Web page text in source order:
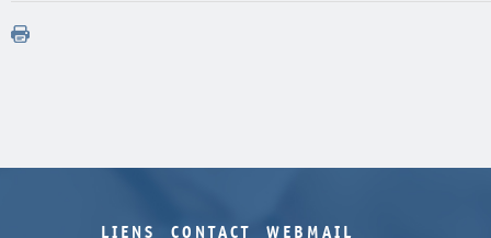
LIENS CONTACT WEBMAIL